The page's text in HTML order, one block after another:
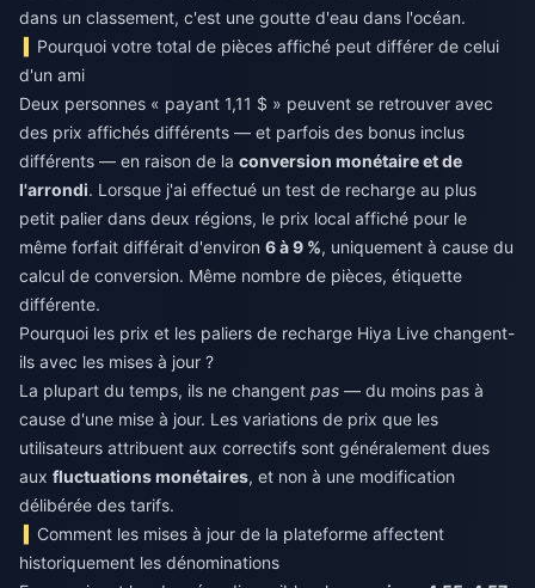
dans un classement, c'est une goutte d'eau dans l'océan.
Pourquoi votre total de pièces affiché peut différer de celui
d'un ami
Deux personnes « payant 1,11 $ » peuvent se retrouver avec
des prix affichés différents — et parfois des bonus inclus
différents — en raison de la conversion monétaire et de
l'arrondi. Lorsque j'ai effectué un test de recharge au plus
petit palier dans deux régions, le prix local affiché pour le
même forfait différait d'environ 6 à 9 %, uniquement à cause du
calcul de conversion. Même nombre de pièces, étiquette
différente.
Pourquoi les prix et les paliers de recharge Hiya Live changent-
ils avec les mises à jour ?
La plupart du temps, ils ne changent pas — du moins pas à
cause d'une mise à jour. Les variations de prix que les
utilisateurs attribuent aux correctifs sont généralement dues
aux fluctuations monétaires, et non à une modification
délibérée des tarifs.
Comment les mises à jour de la plateforme affectent
historiquement les dénominations